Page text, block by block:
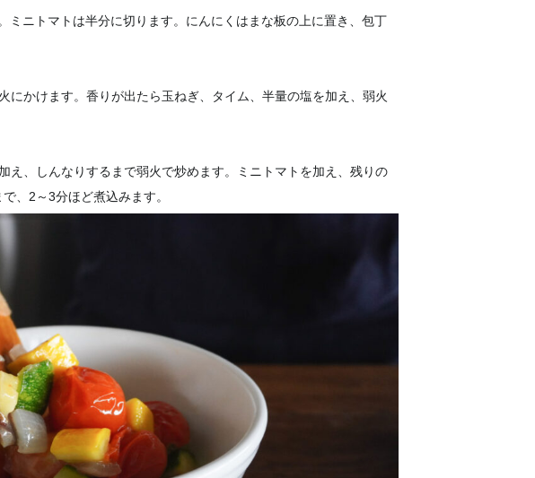
ミニトマトは半分に切ります。にんにくはまな板の上に置き、包丁
にかけます。香りが出たら玉ねぎ、タイム、半量の塩を加え、弱火
え、しんなりするまで弱火で炒めます。ミニトマトを加え、残りの
、2～3分ほど煮込みます。